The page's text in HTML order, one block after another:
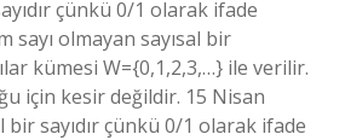
çünkü 0/1 olarak ifade
sayı olmayan sayısal bir
kümesi W={0,1,2,3,…} ile verilir.
için kesir değildir. 15 Nisan
bir sayıdır çünkü 0/1 olarak ifade